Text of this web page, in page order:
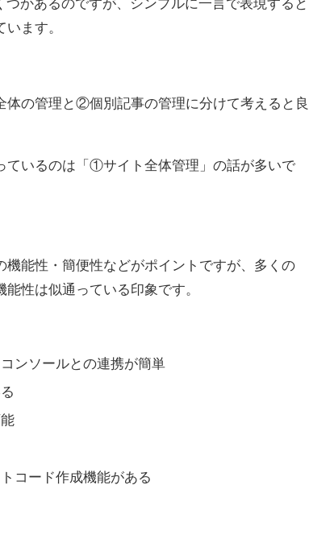
ます。
の管理と②個別記事の管理に分けて考えると良
ているのは「①サイト全体管理」の話が多いで
能性・簡便性などがポイントですが、多くの
性は似通っている印象です。
ンソールとの連携が簡単
コード作成機能がある